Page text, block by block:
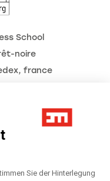
Sie der Hinterlegung
School
noire
france